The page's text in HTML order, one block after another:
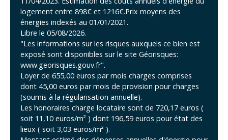
logement entre 898€ et 1216€.Prix moyens des
énergies indexés au 01/01/2021.
Libre le 05/08/2026.
"Les informations sur les risques auxquels ce bien est
exposé sont disponibles sur le site Géorisques:
www.georisques.gouv.fr".
Loyer de 655,00 euros par mois charges comprises
dont 45,00 euros par mois de provision pour charges
(soumis à la régularisation annuelle).
Les honoraires charge locataire sont de 720,17 euros (
soit 11,10 euros/m² ) dont 196,59 euros pour état des
lieux ( soit 3,03 euros/m² ).